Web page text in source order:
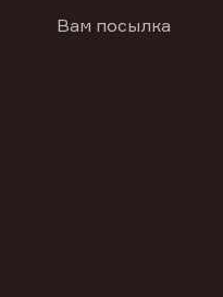
Вам посылка